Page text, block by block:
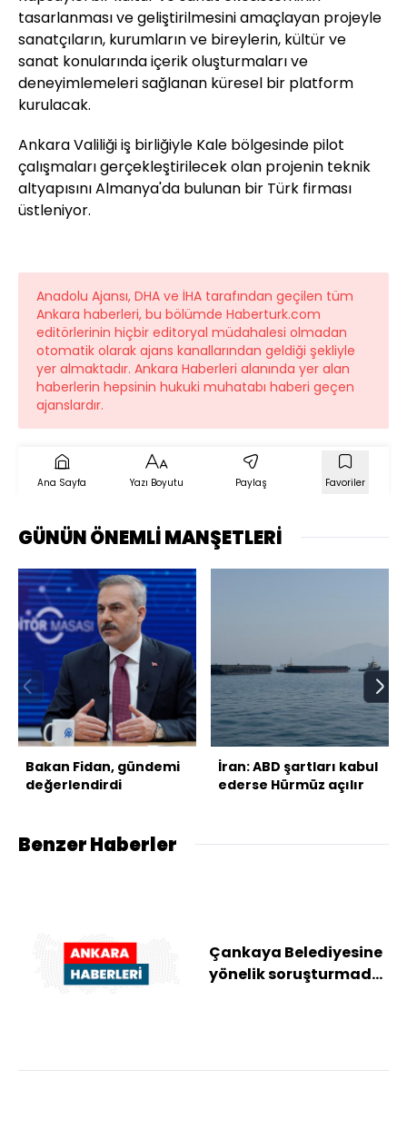
tasarlanması ve geliştirilmesini amaçlayan projeyle
sanatçıların, kurumların ve bireylerin, kültür ve
sanat konularında içerik oluşturmaları ve
deneyimlemeleri sağlanan küresel bir platform
kurulacak.
Ankara Valiliği iş birliğiyle Kale bölgesinde pilot
çalışmaları gerçekleştirilecek olan projenin teknik
altyapısını Almanya'da bulunan bir Türk firması
üstleniyor.
Anadolu Ajansı, DHA ve İHA tarafından geçilen tüm
Ankara haberleri, bu bölümde Haberturk.com
editörlerinin hiçbir editoryal müdahalesi olmadan
otomatik olarak ajans kanallarından geldiği şekliyle
yer almaktadır. Ankara Haberleri alanında yer alan
haberlerin hepsinin hukuki muhatabı haberi geçen
ajanslardır.
Ana Sayfa Yazı Boyutu Paylaş Favoriler
GÜNÜN ÖNEMLİ MANŞETLERİ
Bakan Fidan, gündemi
değerlendirdi
İran: ABD şartları kabul
ederse Hürmüz açılır
Benzer Haberler
Çankaya Belediyesine
yönelik soruşturmada